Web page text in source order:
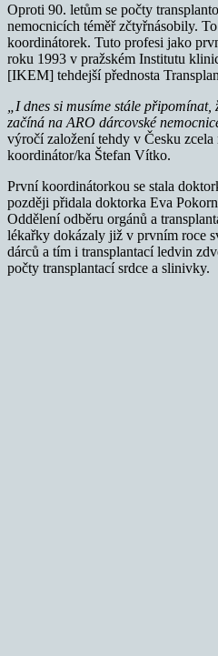
Oproti 90. letům se počty
nemocnicích téměř zčtyřnásobily.
koordinátorek. Tuto profesi jako
roku 1993 v pražském Institutu
[IKEM] tehdejší přednosta
„I dnes si musíme stále
začíná na ARO dárcovské
výročí založení tehdy v Česku zcela
koordinátor/ka Štefan Vítko.
První koordinátorkou se stala
později přidala doktorka Eva
Oddělení odběru orgánů a
lékařky dokázaly již v prvním roce
dárců a tím i transplantací ledvin
počty transplantací srdce a slinivky.